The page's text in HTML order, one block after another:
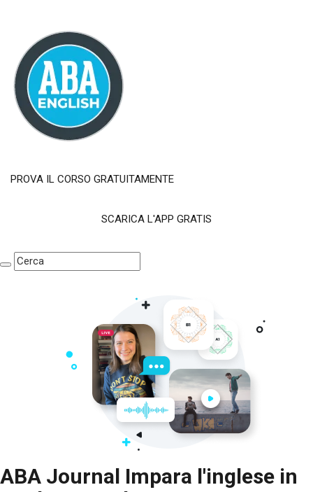
PROVA IL CORSO GRATUITAMENTE
SCARICA L'APP GRATIS
ABA Journal Impara l'inglese in